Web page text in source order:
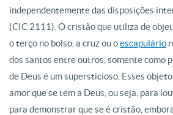
independentemente das disposições
(CIC 2111). O cristão que utiliza de
o terço no bolso, a cruz ou oescapulário
dos santos entre outros, somente como
de Deus é um supersticioso. Esses
amor que se tem a Deus, ou seja, para
para demonstrar que se é cristão,